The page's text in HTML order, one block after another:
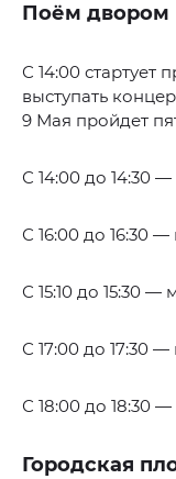
Поём двором
С 14:00 стартует
выступать
9 Мая пройдет
С 14:00 до 14:30
С 16:00 до 16:30
С 15:10 до 15:30
С 17:00 до 17:30
С 18:00 до 18:30
Городская